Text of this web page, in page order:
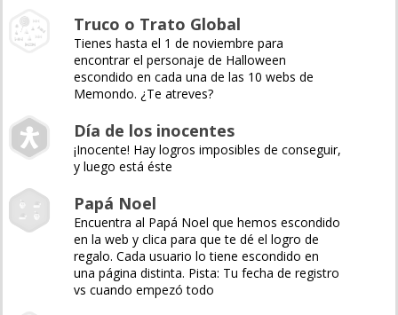
Truco o Trato Global
Tienes hasta el 1 de noviembre para
encontrar el personaje de Halloween
escondido en cada una de las 10 webs de
Memondo. ¿Te atreves?
Día de los inocentes
¡Inocente! Hay logros imposibles de conseguir,
y luego está éste
Papá Noel
Encuentra al Papá Noel que hemos escondido
en la web y clica para que te dé el logro de
regalo. Cada usuario lo tiene escondido en
una página distinta. Pista: Tu fecha de registro
vs cuando empezó todo